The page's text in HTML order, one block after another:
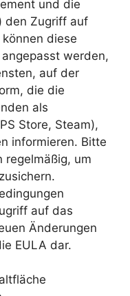
und die
den Zugriff auf
diese
werden,
auf der
die die
als
Store, Steam),
informieren. Bitte
regelmäßig, um
auf das
Änderungen
EULA dar.